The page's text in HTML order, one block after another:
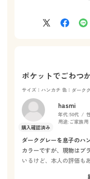
店員の接客はたいへん気
ポケットでごわつ
サイズ：ハンカチ 色：ダーク
hasmi
年代:50代
用途: ご家族用
ダークグレーを息子のハ
カラーですが、現物はブ
いるけど、本人の評価も